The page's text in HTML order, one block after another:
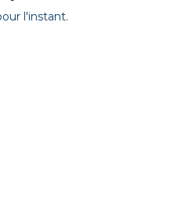
l'instant.